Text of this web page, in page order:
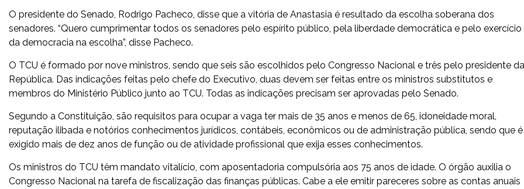
O presidente do Senado, Rodrigo Pacheco, disse que a vitória de Anastasia é resultado da escolha soberana dos
senadores. “Quero cumprimentar todos os senadores pelo espírito público, pela liberdade democrática e pelo exercício
da democracia na escolha”, disse Pacheco.
O TCU é formado por nove ministros, sendo que seis são escolhidos pelo Congresso Nacional e três pelo presidente da
República. Das indicações feitas pelo chefe do Executivo, duas devem ser feitas entre os ministros substitutos e
membros do Ministério Público junto ao TCU. Todas as indicações precisam ser aprovadas pelo Senado.
Segundo a Constituição, são requisitos para ocupar a vaga ter mais de 35 anos e menos de 65, idoneidade moral,
reputação ilibada e notórios conhecimentos jurídicos, contábeis, econômicos ou de administração pública, sendo que é
exigido mais de dez anos de função ou de atividade profissional que exija esses conhecimentos.
Os ministros do TCU têm mandato vitalício, com aposentadoria compulsória aos 75 anos de idade. O órgão auxilia o
Congresso Nacional na tarefa de fiscalização das finanças públicas. Cabe a ele emitir pareceres sobre as contas anuais